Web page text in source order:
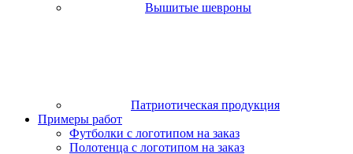
Вышитые шевроны
Патриотическая продукция
Примеры работ
Футболки с логотипом на заказ
Полотенца с логотипом на заказ